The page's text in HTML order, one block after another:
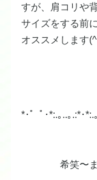
すが、肩コリや
サイズをする前
オススメします
*･゜ﾟ･*:.｡..｡.:*･*:.
希笑〜ま